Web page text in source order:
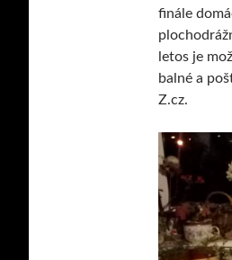
finále
letos je
balné a
Z.cz.